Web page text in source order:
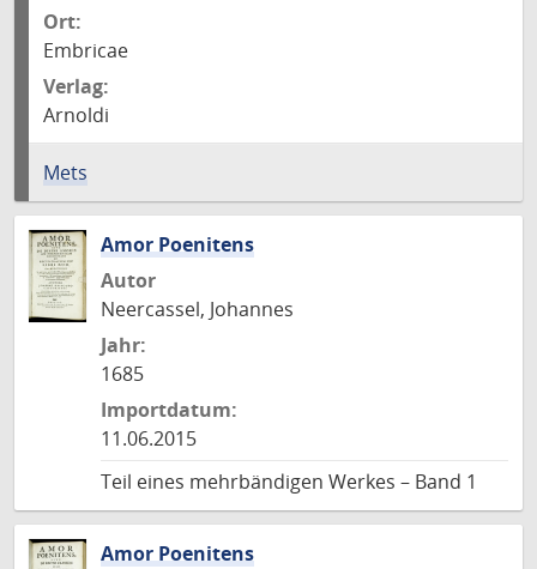
Ort:
Embricae
Verlag:
Arnoldi
Mets
Amor Poenitens
Autor
Neercassel, Johannes
Jahr:
1685
Importdatum:
11.06.2015
Teil eines mehrbändigen Werkes – Band 1
Amor Poenitens